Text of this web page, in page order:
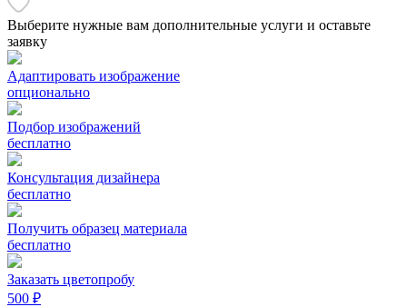
Выберите нужные вам дополнительные услуги и оставьте
заявку
Адаптировать изображение
опционально
Подбор изображений
бесплатно
Консультация дизайнера
бесплатно
Получить образец материала
бесплатно
Заказать цветопробу
500 ₽